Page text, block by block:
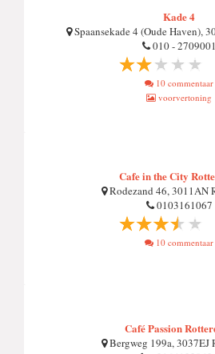
Kade 4
Spaansekade 4 (Oude Haven),
010 - 2709001
10 commentaar
voorvertoning
Cafe in the City
Rodezand 46, 3011AN
0103161067
10 commentaar
Café Passion
Bergweg 199a, 3037EJ